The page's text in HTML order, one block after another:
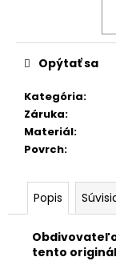
Kategória:
Záruka:
Materiál:
Povrch:
Opýtať sa
Popis
tento
a
m
SILIKÓNOVÝ
EXTRA
ŠIROKÝ
REMIENOK
ELITE
S388/S/00
€27,50